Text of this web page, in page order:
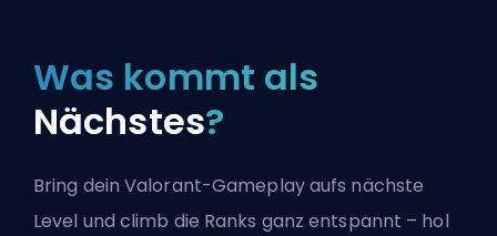
Was kommt als
Nächstes?
Bring dein Valorant-Gameplay aufs nächste
Level und climb die Ranks ganz entspannt – hol